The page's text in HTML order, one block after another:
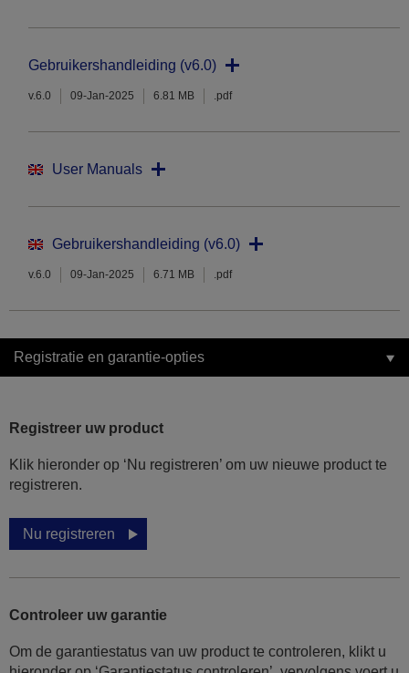
Gebruikershandleiding (v6.0)
v.6.0 09-Jan-2025 6.81 MB .pdf
User Manuals
Gebruikershandleiding (v6.0)
v.6.0 09-Jan-2025 6.71 MB .pdf
Registratie en garantie-opties
Registreer uw product
Klik hieronder op ‘Nu registreren’ om uw nieuwe product te
registreren.
Nu registreren
Controleer uw garantie
Om de garantiestatus van uw product te controleren, klikt u